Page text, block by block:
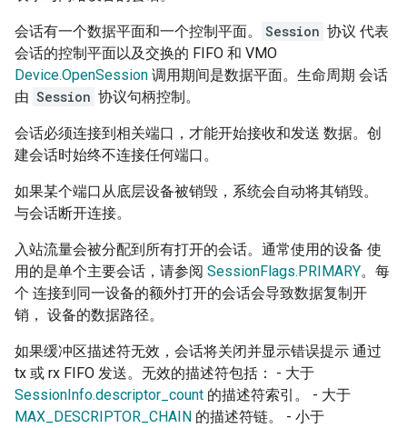
会话有一个数据平面和一个控制平面。 Session 协议 代表
会话的控制平面以及交换的 FIFO 和 VMO
Device.OpenSession 调用期间是数据平面。生命周期 会话
由 Session 协议句柄控制。
会话必须连接到相关端口，才能开始接收和发送 数据。创
建会话时始终不连接任何端口。
如果某个端口从底层设备被销毁，系统会自动将其销毁。
与会话断开连接。
入站流量会被分配到所有打开的会话。通常使用的设备 使
用的是单个主要会话，请参阅 SessionFlags.PRIMARY。每
个 连接到同一设备的额外打开的会话会导致数据复制开
销， 设备的数据路径。
如果缓冲区描述符无效，会话将关闭并显示错误提示 通过
tx 或 rx FIFO 发送。无效的描述符包括： - 大于
SessionInfo.descriptor_count 的描述符索引。 - 大于
MAX_DESCRIPTOR_CHAIN 的描述符链。 - 小于